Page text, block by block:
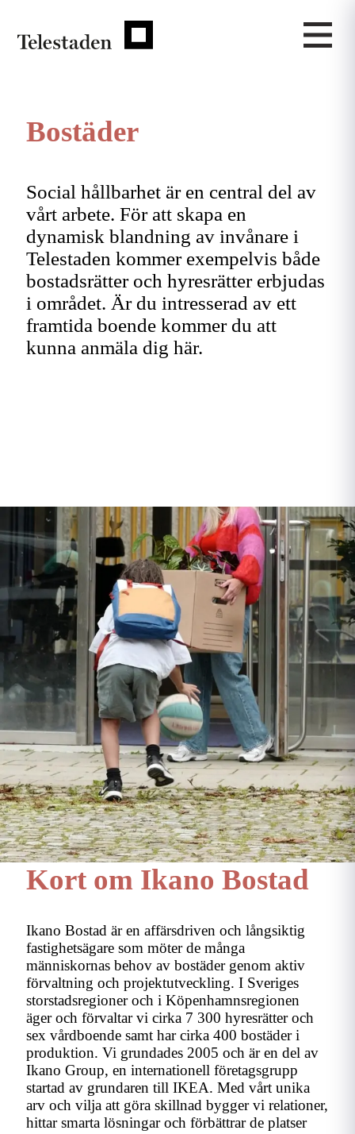
Bostäder
Social hållbarhet är en central del av
vårt arbete. För att skapa en
dynamisk blandning av invånare i
Telestaden kommer exempelvis både
bostadsrätter och hyresrätter erbjudas
i området. Är du intresserad av ett
framtida boende kommer du att
kunna anmäla dig här.
Kort om Ikano Bostad
Ikano Bostad är en affärsdriven och långsiktig
fastighetsägare som möter de många
människornas behov av bostäder genom aktiv
förvaltning och projektutveckling. I Sveriges
storstadsregioner och i Köpenhamnsregionen
äger och förvaltar vi cirka 7 300 hyresrätter och
sex vårdboende samt har cirka 400 bostäder i
produktion. Vi grundades 2005 och är en del av
Ikano Group, en internationell företagsgrupp
startad av grundaren till IKEA. Med vårt unika
arv och vilja att göra skillnad bygger vi relationer,
hittar smarta lösningar och förbättrar de platser